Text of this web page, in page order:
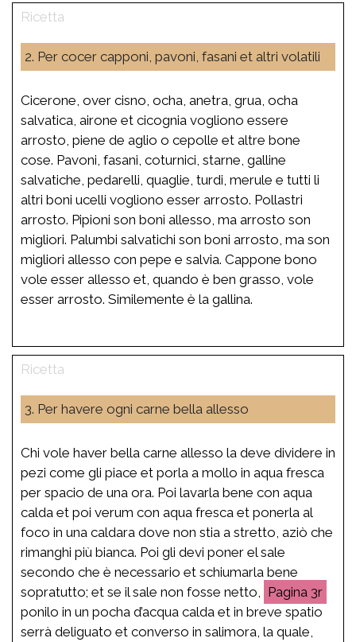
2. Per cocer capponi, pavoni, fasani et altri volatili
Cicerone, over cisno, ocha, anetra, grua, ocha
salvatica, airone et cicognia vogliono essere
arrosto, piene de aglio o cepolle et altre bone
cose. Pavoni, fasani, coturnici, starne, galline
salvatiche, pedarelli, quaglie, turdi, merule e tutti li
altri boni ucelli vogliono esser arrosto. Pollastri
arrosto. Pipioni son boni allesso, ma arrosto son
migliori. Palumbi salvatichi son boni arrosto, ma son
migliori allesso con pepe e salvia. Cappone bono
vole esser allesso et, quando è ben grasso, vole
esser arrosto. Similemente è la gallina.
3. Per havere ogni carne bella allesso
Chi vole haver bella carne allesso la deve dividere in
pezi come gli piace et porla a mollo in aqua fresca
per spacio de una ora. Poi lavarla bene con aqua
calda et poi verum con aqua fresca et ponerla al
foco in una caldara dove non stia a stretto, aziò che
rimanghi più bianca. Poi gli devi poner el sale
secondo che è necessario et schiumarla bene
sopratutto; et se il sale non fosse netto,
3r
ponilo in un pocha d’acqua calda et in breve spatio
serrà deliguato et converso in salimora, la quale,